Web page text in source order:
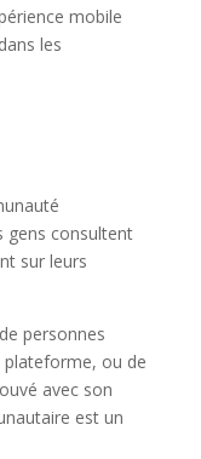
mobile
les
gens consultent
sur leurs
personnes
plateforme, ou de
avec son
est un